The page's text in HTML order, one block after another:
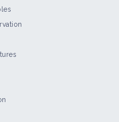
des brebis lait
ovin lait